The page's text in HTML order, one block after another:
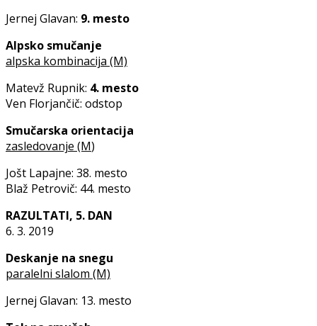
Jernej Glavan: 9. mesto
Alpsko smučanje
alpska kombinacija (M)
Matevž Rupnik: 4. mesto
Ven Florjančič: odstop
Smučarska orientacija
zasledovanje (M)
Jošt Lapajne: 38. mesto
Blaž Petrovič: 44. mesto
RAZULTATI, 5. DAN
6. 3. 2019
Deskanje na snegu
paralelni slalom (M)
Jernej Glavan: 13. mesto